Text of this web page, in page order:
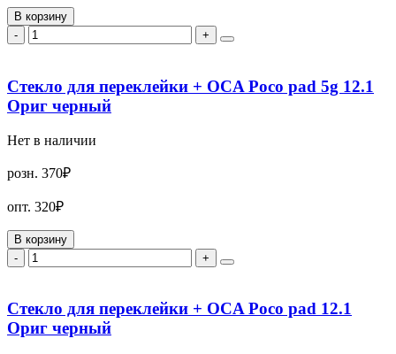
В корзину
-
+
Стекло для переклейки + OCA Poco pad 5g 12.1
Ориг черный
Нет в наличии
розн. 370₽
опт. 320₽
В корзину
-
+
Стекло для переклейки + OCA Poco pad 12.1
Ориг черный